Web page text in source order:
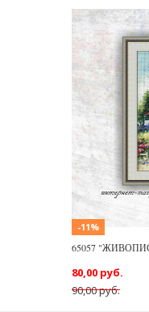
-11%
65057
90,00 руб.
80,00 руб.